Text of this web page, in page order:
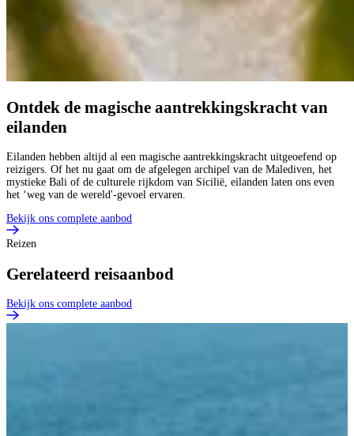
Ontdek de magische aantrekkingskracht van
eilanden
Eilanden hebben altijd al een magische aantrekkingskracht uitgeoefend op
reizigers. Of het nu gaat om de afgelegen archipel van de Malediven, het
mystieke Bali of de culturele rijkdom van Sicilië, eilanden laten ons even
het ‘weg van de wereld'-gevoel ervaren.
Bekijk ons complete aanbod
Reizen
Gerelateerd reisaanbod
Bekijk ons complete aanbod